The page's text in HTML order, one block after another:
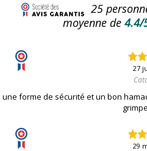
25
moyenne de 4.4/
27
une forme de sécurité et un bon
29